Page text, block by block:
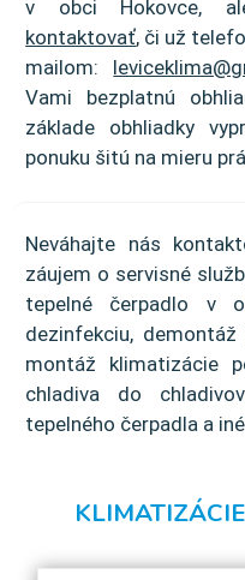
v obci Hokovce,
kontaktovať, či už
mailom:
Vami bezplatnú
základe obhliadky
ponuku šitú na mieru
Neváhajte nás
záujem o servisné
tepelné čerpadlo v
dezinfekciu,
montáž klimatizácie
chladiva do
tepelného čerpadla a